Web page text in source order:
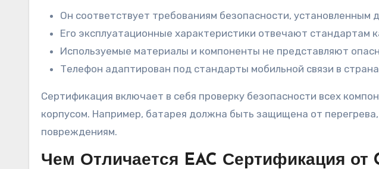
Он соответствует требованиям безопасности, установленным
Его эксплуатационные характеристики отвечают стандартам
Используемые материалы и компоненты не представляют
Телефон адаптирован под стандарты мобильной связи в
Сертификация включает в себя проверку безопасности всех
корпусом. Например, батарея должна быть защищена от
повреждениям.
Чем Отличается EAC Сертификация